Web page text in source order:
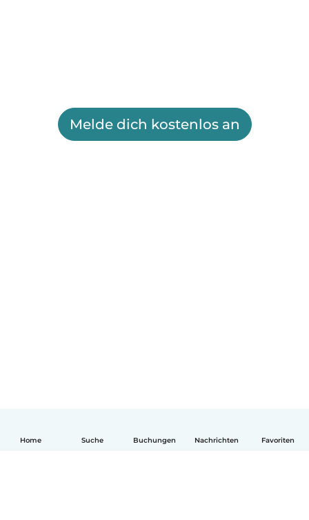
Home Suche Buchungen Nachrichten Favoriten
Melde dich kostenlos an